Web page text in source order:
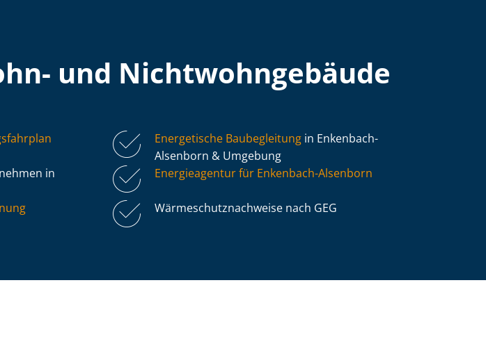
und Nicht­wohn­ge­bäu­de
Energetische Baubegleitung in Enkenbach-
Alsenborn & Umgebung
in
Energieagentur für Enkenbach-Alsenborn
Wär­me­schutz­nach­wei­se nach GEG